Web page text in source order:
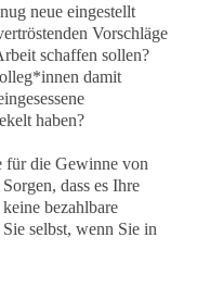
neue eingestellt
Vorschläge
schaffen sollen?
damit
haben?
für die Gewinne von
dass es Ihre
bezahlbare
selbst, wenn Sie in